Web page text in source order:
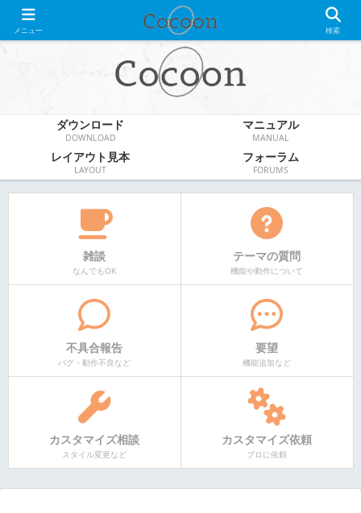
WordPress無料テーマ
ダウンロード
DOWNLOAD
マニュアル
MANUAL
レイアウト見本
LAYOUT
フォーラム
FORUMS
雑談
なんでもOK
テーマの質問
機能や動作について
不具合報告
バグ・動作不良など
要望
機能追加など
カスタマイズ相談
スタイル変更など
カスタマイズ依頼
プロに依頼
メニュー 検索